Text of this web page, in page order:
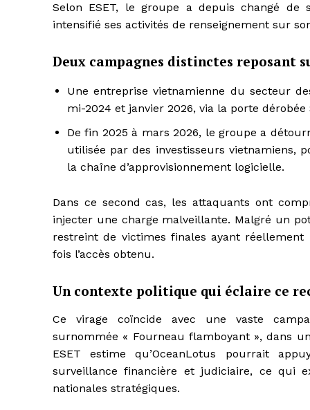
Selon ESET, le groupe a depuis changé
intensifié ses activités de renseignement sur
Deux campagnes distinctes reposant
Une entreprise vietnamienne du secteur
mi-2024 et janvier 2026, via la porte dérobée
De fin 2025 à mars 2026, le groupe a
utilisée par des investisseurs vietnamiens,
la chaîne d’approvisionnement logicielle.
Dans ce second cas, les attaquants ont
injecter une charge malveillante. Malgré un
restreint de victimes finales ayant réellement
fois l’accès obtenu.
Un contexte politique qui éclaire ce
Ce virage coïncide avec une vaste
surnommée « Fourneau flamboyant », dans
ESET estime qu’OceanLotus pourrait
surveillance financière et judiciaire, ce qui
nationales stratégiques.